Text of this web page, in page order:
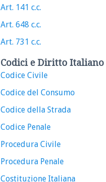
Art. 141 c.c.
Art. 648 c.c.
Art. 731 c.c.
Codici e Diritto Italiano
Codice Civile
Codice del Consumo
Codice della Strada
Codice Penale
Procedura Civile
Procedura Penale
Costituzione Italiana